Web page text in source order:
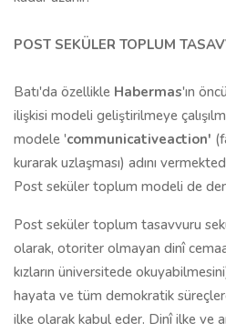
POST SEKÜLER TOPLUM
Batı'da özellikle Habermas'ın
ilişkisi modeli geliştirilmeye
modele 'communicativeaction'
kurarak uzlaşması) adını
Post seküler toplum modeli de
Post seküler toplum tasavvuru
olarak, otoriter olmayan dinî
kızların üniversitede
hayata ve tüm demokratik
ilke olarak kabul eder. Dinî ilke ve